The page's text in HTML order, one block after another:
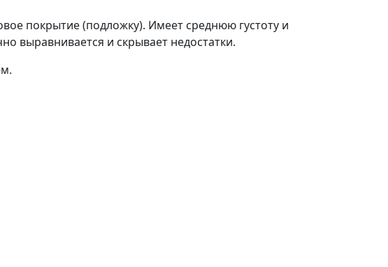
покрытие (подложку). Имеет среднюю густоту и
выравнивается и скрывает недостатки.